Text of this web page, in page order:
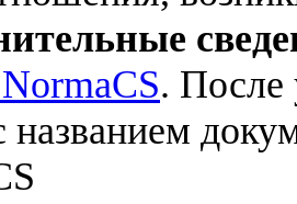
. После
названием